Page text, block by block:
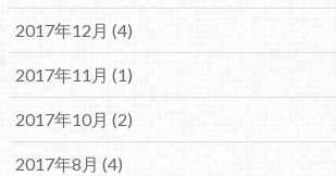
2017年12月 (4)
2017年11月 (1)
2017年10月 (2)
2017年8月 (4)